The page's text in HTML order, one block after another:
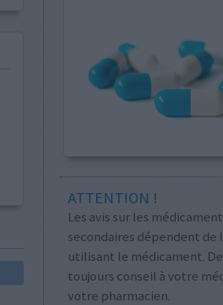
ATTENTION !
Les avis sur les
secondaires dépendent de
utilisant le médicament.
toujours conseil à votre
votre pharmacien.